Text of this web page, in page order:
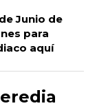
Junio de
para
aquí